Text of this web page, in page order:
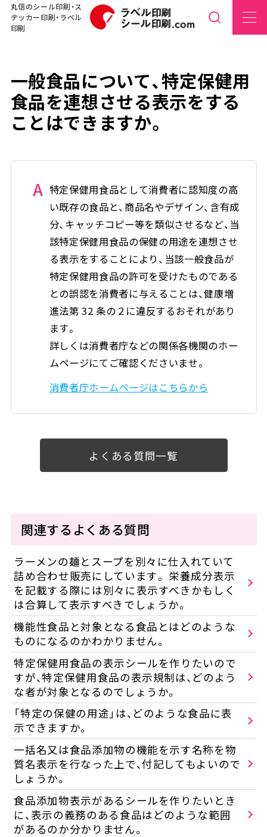
丸信のシール印刷・ス
テッカー印刷・ラベル
印刷
一般食品について、特定保健用
食品を連想させる表示をする
ことはできますか。
A 特定保健用食品として消費者に認知度の高
い既存の食品と、商品名やデザイン、含有成
分、キャッチコピー等を類似させるなど、当
該特定保健用食品の保健の用途を連想させ
る表示をすることにより、当該一般食品が
特定保健用食品の許可を受けたものである
との誤認を消費者に与えることは、健康増
進法第 32 条の２に違反するおそれがあり
ます。
詳しくは消費者庁などの関係各機関のホー
ムページにてご確認くださいませ。
消費者庁ホームページはこちらから
よくある質問一覧
関連するよくある質問
ラーメンの麺とスープを別々に仕入れていて
詰め合わせ販売にしています。 栄養成分表示
を記載する際には別々に表示すべきかもしく
は合算して表示すべきでしょうか。
機能性食品と対象となる食品とはどのような
ものになるのかわかりません。
特定保健用食品の表示シールを作りたいので
すが、特定保健用食品の表示規制は、どのよう
な者が対象となるのでしょうか。
「特定の保健の用途」は、どのような食品に表
示できますか。
一括名又は食品添加物の機能を示す名称を物
質名表示を行なった上で、付記してもよいので
しょうか。
食品添加物表示があるシールを作りたいとき
に、表示の義務のある食品はどのような範囲
があるのか分かりません。